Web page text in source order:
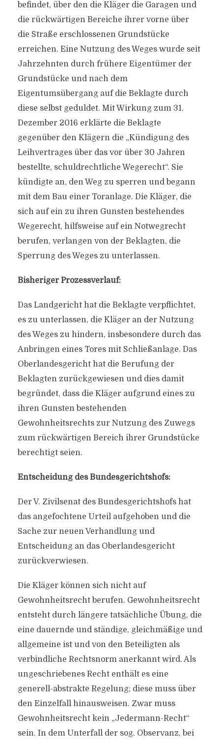
befindet, über den die Kläger die Garagen und
die rückwärtigen Bereiche ihrer vorne über
die Straße erschlossenen Grundstücke
erreichen. Eine Nutzung des Weges wurde seit
Jahrzehnten durch frühere Eigentümer der
Grundstücke und nach dem
Eigentumsübergang auf die Beklagte durch
diese selbst geduldet. Mit Wirkung zum 31.
Dezember 2016 erklärte die Beklagte
gegenüber den Klägern die „Kündigung des
Leihvertrages über das vor über 30 Jahren
bestellte, schuldrechtliche Wegerecht“. Sie
kündigte an, den Weg zu sperren und begann
mit dem Bau einer Toranlage. Die Kläger, die
sich auf ein zu ihren Gunsten bestehendes
Wegerecht, hilfsweise auf ein Notwegrecht
berufen, verlangen von der Beklagten, die
Sperrung des Weges zu unterlassen.
Bisheriger Prozessverlauf:
Das Landgericht hat die Beklagte verpflichtet,
es zu unterlassen, die Kläger an der Nutzung
des Weges zu hindern, insbesondere durch das
Anbringen eines Tores mit Schließanlage. Das
Oberlandesgericht hat die Berufung der
Beklagten zurückgewiesen und dies damit
begründet, dass die Kläger aufgrund eines zu
ihren Gunsten bestehenden
Gewohnheitsrechts zur Nutzung des Zuwegs
zum rückwärtigen Bereich ihrer Grundstücke
berechtigt seien.
Entscheidung des Bundesgerichtshofs:
Der V. Zivilsenat des Bundesgerichtshofs hat
das angefochtene Urteil aufgehoben und die
Sache zur neuen Verhandlung und
Entscheidung an das Oberlandesgericht
zurückverwiesen.
Die Kläger können sich nicht auf
Gewohnheitsrecht berufen. Gewohnheitsrecht
entsteht durch längere tatsächliche Übung, die
eine dauernde und ständige, gleichmäßige und
allgemeine ist und von den Beteiligten als
verbindliche Rechtsnorm anerkannt wird. Als
ungeschriebenes Recht enthält es eine
generell-abstrakte Regelung; diese muss über
den Einzelfall hinausweisen. Zwar muss
Gewohnheitsrecht kein „Jedermann-Recht“
sein. In dem Unterfall der sog. Observanz, bei